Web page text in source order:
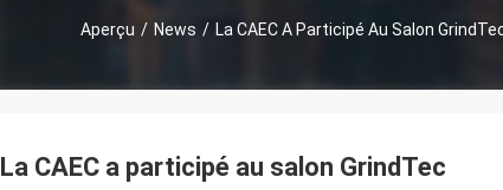
Aperçu / News / La CAEC A Participé Au Salon
La CAEC a participé au salon GrindTec